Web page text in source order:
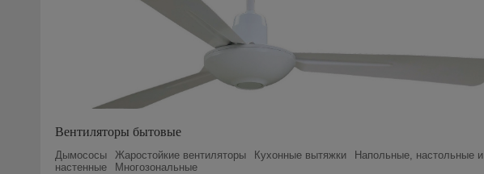
Вентиляторы бытовые
Дымососы Жаростойкие вентиляторы Кухонные вытяжки
Напольные, настольные и
настенные
Многозональные